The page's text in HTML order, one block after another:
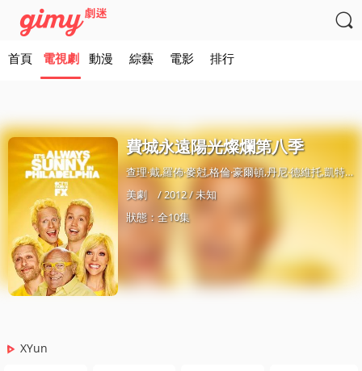

首頁 電視劇 動漫 綜藝 電影 排行
費城永遠陽光燦爛第八季
查理·戴,羅佈·麥尅,格倫·豪爾頓,丹尼·德維托,凱特琳·奧爾森
美劇
/ 2012 / 未知
狀態：全10集
XYun